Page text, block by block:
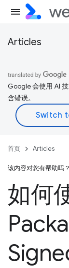
Articles
Google 会使用 AI
含错误。
首页 Articles
该内容对您有帮助吗？
如何